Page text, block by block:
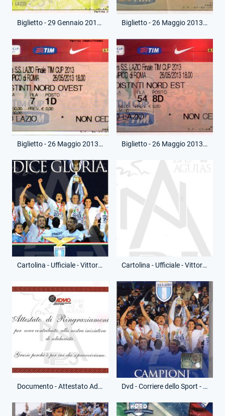
Biglietto - 29 Gennaio 2013 - Lazio-Juventus Biglietto - 26 Maggio 2013 - Finale - Roma-Lazio
Biglietto - 26 Maggio 2013 - Finale - Roma-Lazio Biglietto - 26 Maggio 2013 - Finale - Roma-Lazio
Cartolina - Ufficiale - Vittoria Coppa Italia - (Fronte) Cartolina - Ufficiale - Vittoria Coppa Italia - (Retro)
Documento - Attestato Admo - Libro Gianni Barberi Dvd - Corriere dello Sport - Campioni - (Fronte)